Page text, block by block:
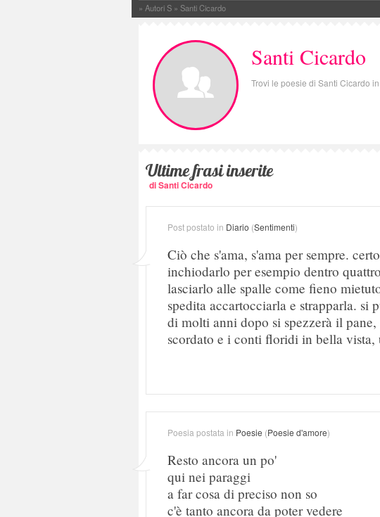
» Autori S » Santi Cicardo
Santi Cicardo
Trovi le poesie di Santi Cicardo in
Ultime frasi inserite
di Santi Cicardo
Post postato in Diario (Sentimenti)
Ciò che s'ama, s'ama per sempre.
inchiodarlo per esempio dentro
lasciarlo alle spalle come fieno
spedita accartocciarla e strapparla. si
di molti anni dopo si spezzerà il
scordato e i conti floridi in bella vista,
Poesia postata in Poesie (Poesie d'amore)
Resto ancora un po'
qui nei paraggi
a far cosa di preciso non so
c'è tanto ancora da poter vedere